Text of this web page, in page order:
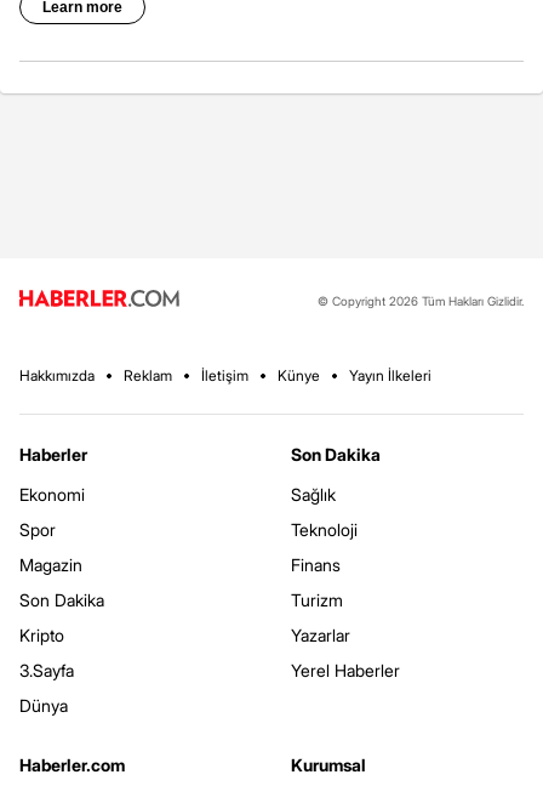
© Copyright 2026 Tüm Hakları Gizlidir.
Hakkımızda Reklam İletişim Künye Yayın İlkeleri
Haberler
Ekonomi
Spor
Magazin
Son Dakika
Kripto
3.Sayfa
Dünya
Son Dakika
Sağlık
Teknoloji
Finans
Turizm
Yazarlar
Yerel Haberler
Haberler.com
Kurumsal